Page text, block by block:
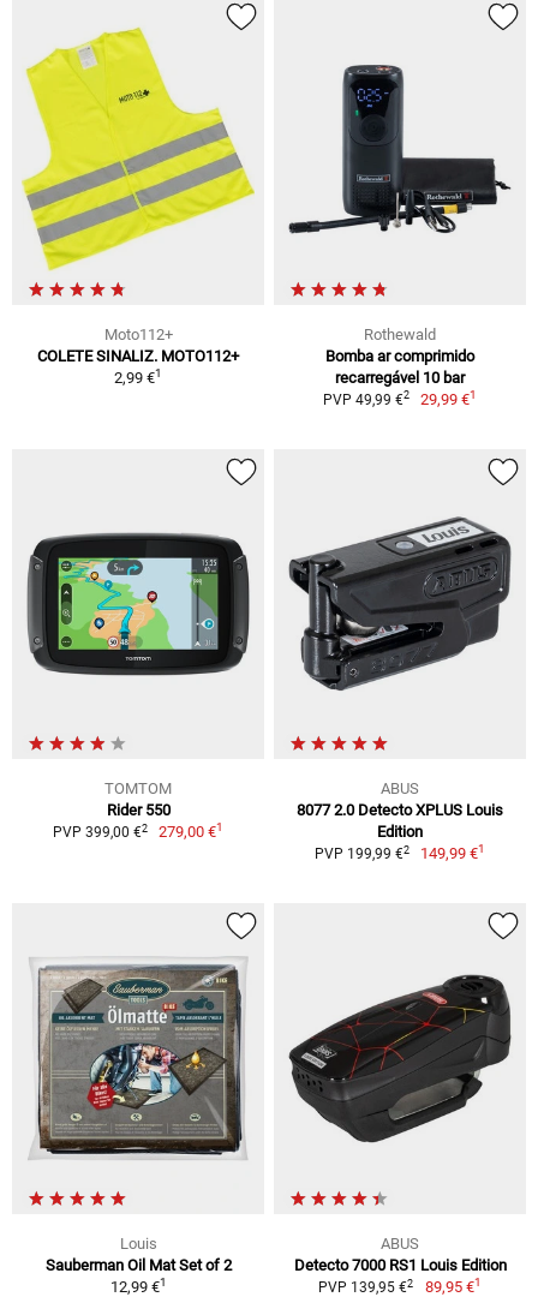
Moto112+
COLETE SINALIZ. MOTO112+
2,99 €1
Rothewald
Bomba ar comprimido
recarregável 10 bar
PVP 49,99 €2 29,99 €1
TOMTOM
Rider 550
PVP 399,00 €2 279,00 €1
ABUS
8077 2.0 Detecto XPLUS Louis
Edition
PVP 199,99 €2 149,99 €1
Louis
Sauberman Oil Mat Set of 2
12,99 €1
ABUS
Detecto 7000 RS1 Louis Edition
PVP 139,95 €2 89,95 €1